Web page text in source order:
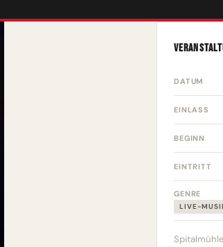
DATUM
EINLASS
BEGINN
EINTRITT
GENRE
LIVE-